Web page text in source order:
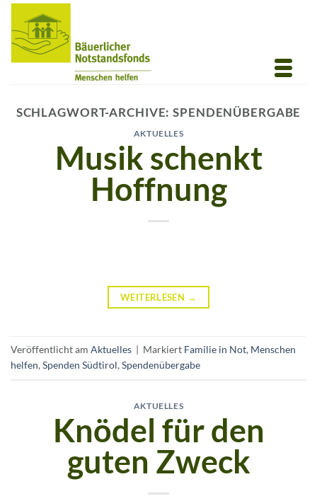
Inhalt
springen
SCHLAGWORT-ARCHIVE:SPENDENÜBERGABE
AKTUELLES
Musik schenkt
Hoffnung
WEITERLESEN →
Veröffentlicht am Aktuelles Markiert Familie in Not, Menschen
helfen,Spenden Südtirol,Spendenübergabe
AKTUELLES
Knödel für den
guten Zweck